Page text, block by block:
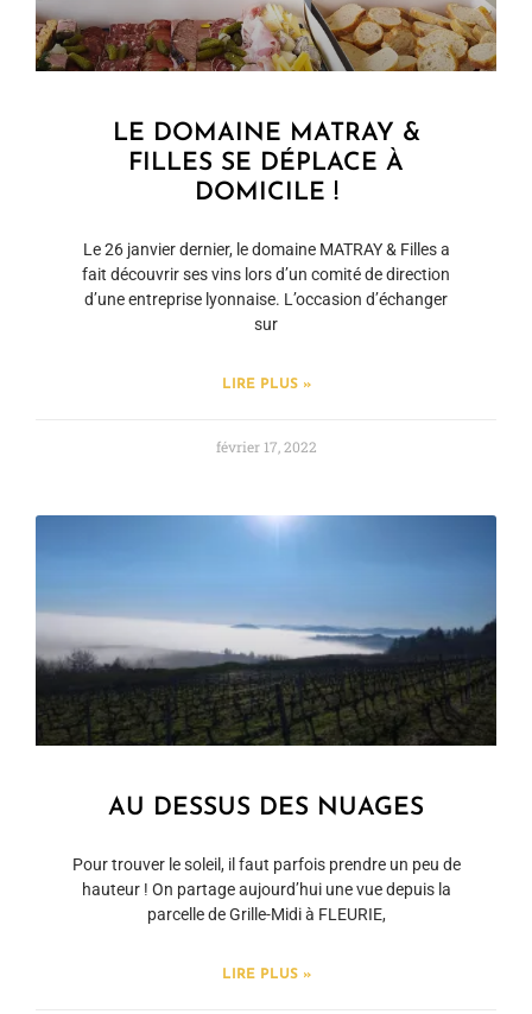
LE DOMAINE MATRAY &
FILLES SE DÉPLACE À
DOMICILE !
Le 26 janvier dernier, le domaine MATRAY & Filles a
fait découvrir ses vins lors d’un comité de direction
d’une entreprise lyonnaise. L’occasion d’échanger
sur
LIRE PLUS »
février 17, 2022
AU DESSUS DES NUAGES
Pour trouver le soleil, il faut parfois prendre un peu de
hauteur ! On partage aujourd’hui une vue depuis la
parcelle de Grille-Midi à FLEURIE,
LIRE PLUS »